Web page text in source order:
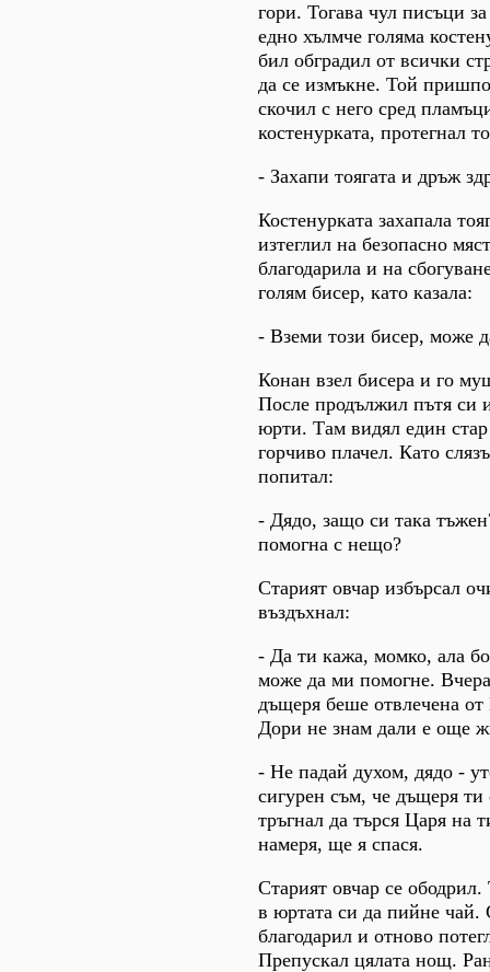
гори. Тогава чул писъци
едно хълмче голяма
бил обградил от всички
да се измъкне. Той
скочил с него сред
костенурката, протегнал
- Захапи тоягата и дръж
Костенурката захапала
изтеглил на безопасно
благодарила и на
голям бисер, като казала:
- Вземи този бисер, може
Конан взел бисера и го
После продължил пътя си
юрти. Там видял един
горчиво плачел. Като
попитал:
- Дядо, защо си така
помогна с нещо?
Старият овчар избърсал
въздъхнал:
- Да ти кажа, момко, ала
може да ми помогне.
дъщеря беше отвлечена от
Дори не знам дали е още
- Не падай духом, дядо -
сигурен съм, че дъщеря
тръгнал да търся Царя на
намеря, ще я спася.
Старият овчар се
в юртата си да пийне чай.
благодарил и отново
Препускал цялата нощ.